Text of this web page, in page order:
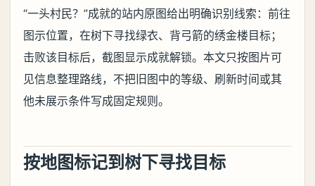
“一头村民？”成就的站内原图给出明确识别线索：前往
图示位置，在树下寻找绿衣、背弓箭的绣金楼目标；
击败该目标后，截图显示成就解锁。本文只按图片可
见信息整理路线，不把旧图中的等级、刷新时间或其
他未展示条件写成固定规则。
按地图标记到树下寻找目标